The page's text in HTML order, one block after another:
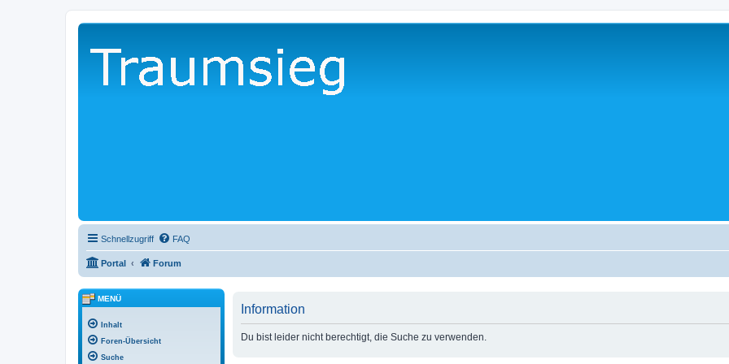
Schnellzugriff FAQ
Portal Forum
Information
Du bist leider nicht berechtigt, die Suche zu verwenden.
MENÜ
Inhalt
Foren-Übersicht
Suche